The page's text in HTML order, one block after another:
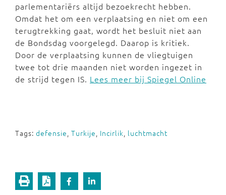
parlementariërs altijd bezoekrecht hebben.
Omdat het om een verplaatsing en niet om een
terugtrekking gaat, wordt het besluit niet aan
de Bondsdag voorgelegd. Daarop is kritiek.
Door de verplaatsing kunnen de vliegtuigen
twee tot drie maanden niet worden ingezet in
de strijd tegen IS. Lees meer bij Spiegel Online
Tags: defensie, Turkije, Incirlik, luchtmacht